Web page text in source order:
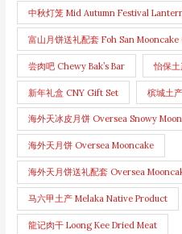
中秋灯笼 Mid Autumn Festival
富山月饼送礼配套 Foh San
尝肉吧 Chewy Bak’s Bar 怡保
新年礼盒 CNY Gift Set 槟城土
海外天冰皮月饼 Oversea Snowy
海外天月饼 Oversea Mooncake
海外天月饼送礼配套 Oversea
马六甲土产 Melaka Native Product
龍记肉干 Loong Kee Dried Meat